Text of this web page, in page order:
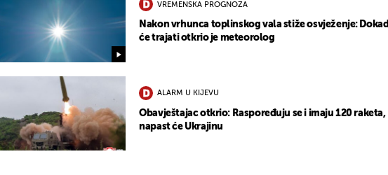
VREMENSKA PROGNOZA
Nakon vrhunca toplinskog vala stiže osvježenje: Dokad
će trajati otkrio je meteorolog
ALARM U KIJEVU
Obavještajac otkrio: Raspoređuju se i imaju 120 raketa,
napast će Ukrajinu